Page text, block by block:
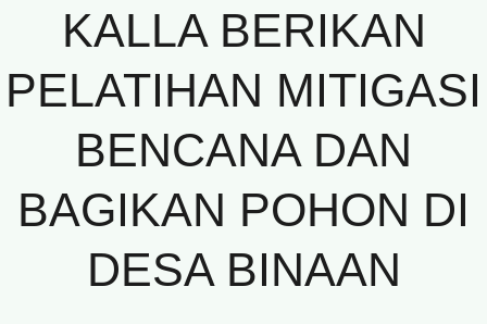
PublikasiKALLA BERIKAN
PELATIHAN MITIGASI
BENCANA DAN
BAGIKAN POHON DI
DESA BINAAN